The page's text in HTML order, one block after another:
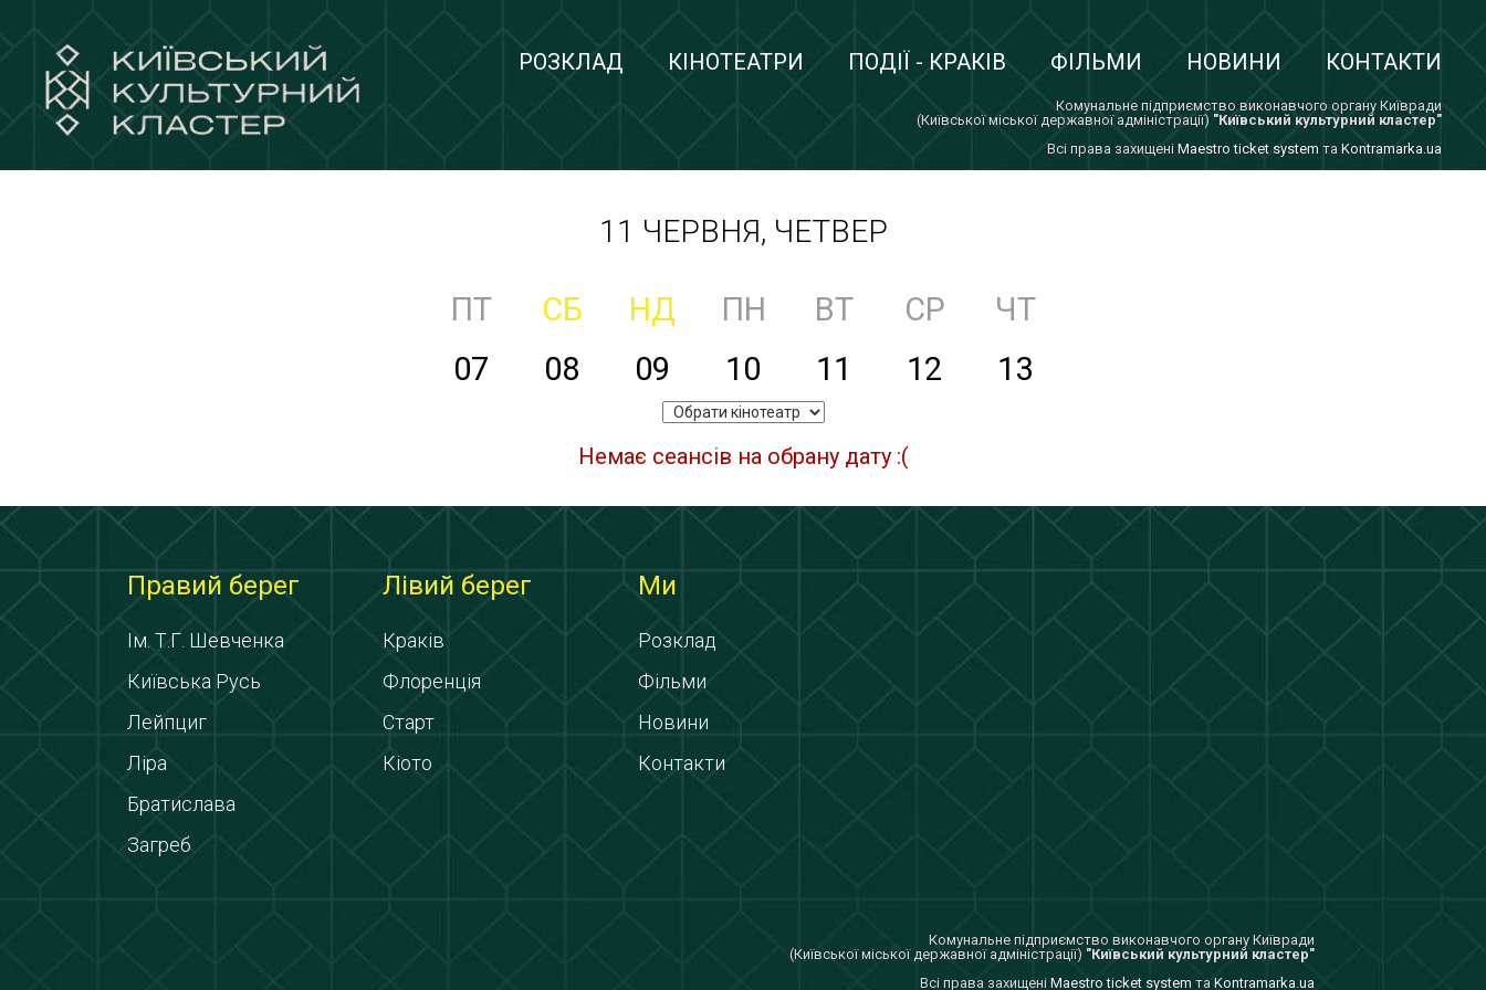
РОЗКЛАД КІНОТЕАТРИ ПОДІЇ - КРАКІВ ФІЛЬМИ НОВИНИ КОНТАКТИ
Комунальне підприємство виконавчого органу Київради
(Київської міської державної адміністрації) "Київський культурний кластер"
Всi права захищенi Maestro ticket system та Kontramarka.ua
11 ЧЕРВНЯ, ЧЕТВЕР
ПТ СБ НД ПН ВТ СР
ЧТ
07
08 09 10 11 12 13
Немає сеансів на обрану дату :(
Правий берег
Ім. Т.Г. Шевченка
Київська Русь
Лейпциг
Ліра
Братислава
Загреб
Лівий берег
Краків
Флоренція
Старт
Кіото
Ми
Розклад
Фільми
Новини
Контакти
Комунальне підприємство виконавчого органу Київради
(Київської міської державної адміністрації) "Київський культурний кластер"
Всi права захищенi Maestro ticket system та Kontramarka.ua